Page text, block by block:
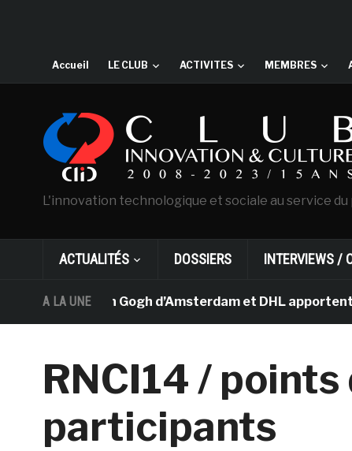
Accueil LE CLUB ACTIVITES MEMBRES
L'innovation technologique et sociale au service
ACTUALITÉS DOSSIERS INTERVIEWS /
A LA UNE
musée Van Gogh d’Amsterdam et DHL apportent
RNCI14 / points
participants